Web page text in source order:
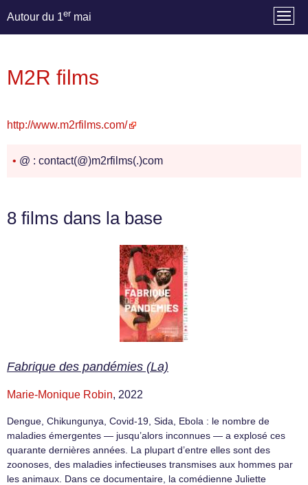
Autour du 1er mai
M2R films
http://www.m2rfilms.com/
• @ : contact(@)m2rfilms(.)com
8 films dans la base
Fabrique des pandémies (La)
Marie-Monique Robin, 2022
Dengue, Chikungunya, Covid-19, Sida, Ebola : le nombre de
maladies émergentes — jusqu’alors inconnues — a explosé ces
quarante dernières années. La plupart d’entre elles sont des
zoonoses, des maladies infectieuses transmises aux hommes par
les animaux. Dans ce documentaire, la comédienne Juliette